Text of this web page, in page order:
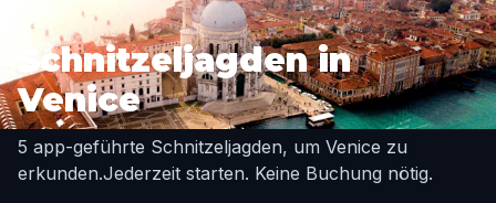
Schnitzeljagden in
Venice
5 app-geführte Schnitzeljagden, um Venice zu
erkunden.Jederzeit starten. Keine Buchung nötig.